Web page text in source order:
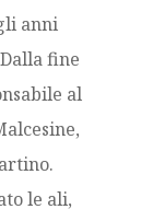
anni
fine
al
le ali,